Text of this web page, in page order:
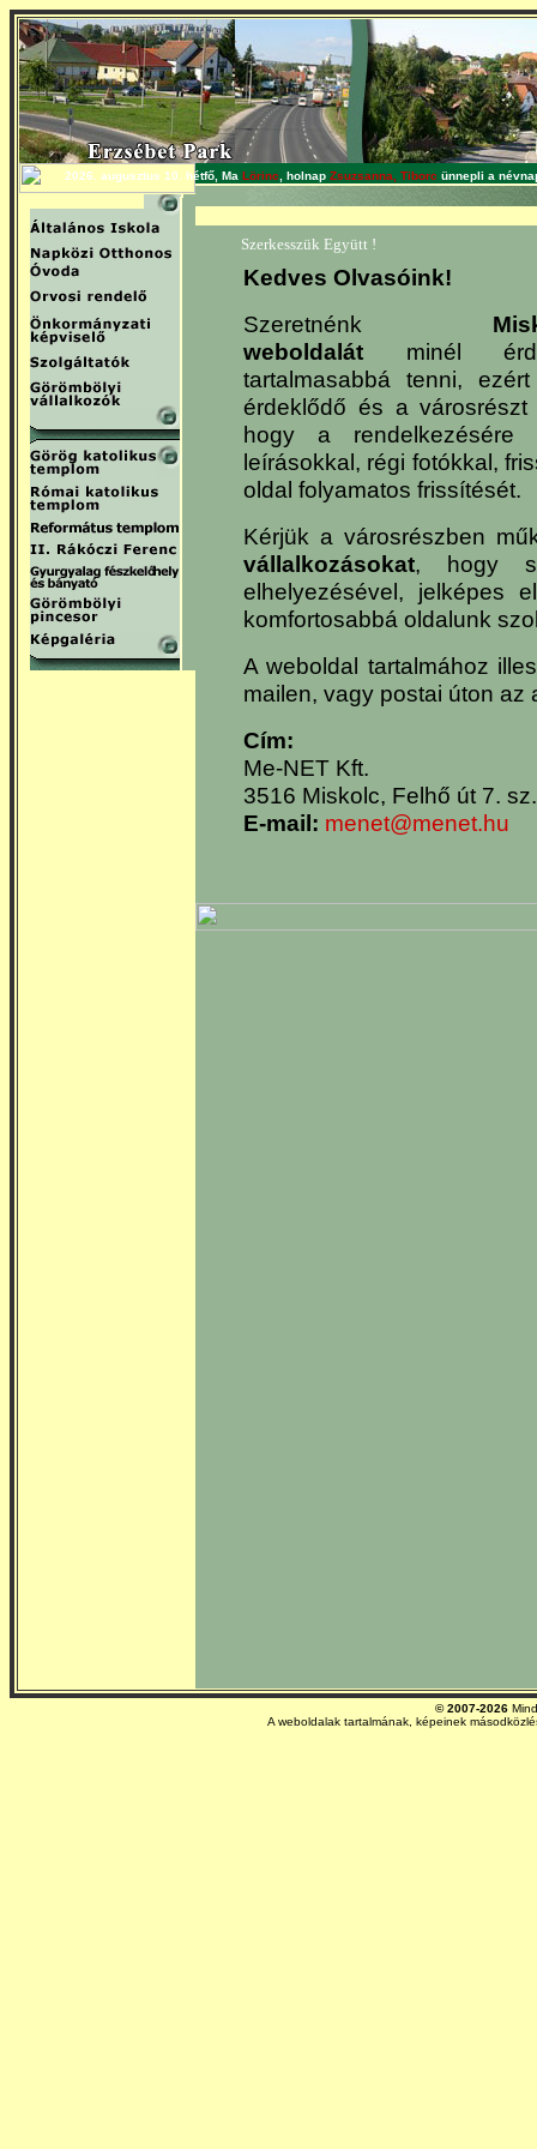
Szerkesszük Együtt !
Kedves Olvasóink!
Szeretnénk
weboldalát minél
tartalmasabbá tenni,
érdeklődő és a városrészt
hogy a rendelkezésére
leírásokkal, régi fotókkal,
oldal folyamatos frissítését.
Kérjük a városrészben
vállalkozásokat, hogy
elhelyezésével, jelképes
komfortosabbá oldalunk
A weboldal tartalmához
mailen, vagy postai úton az
Cím:
Me-NET Kft.
3516 Miskolc, Felhő út 7. sz.
E-mail: menet@menet.hu
© 2007-2026
A weboldalak tartalmának, képeinek
2026. augusztus 10. hétfő, Ma Lörinc , holnap Zsuzsanna, Tiborc ünnepli a